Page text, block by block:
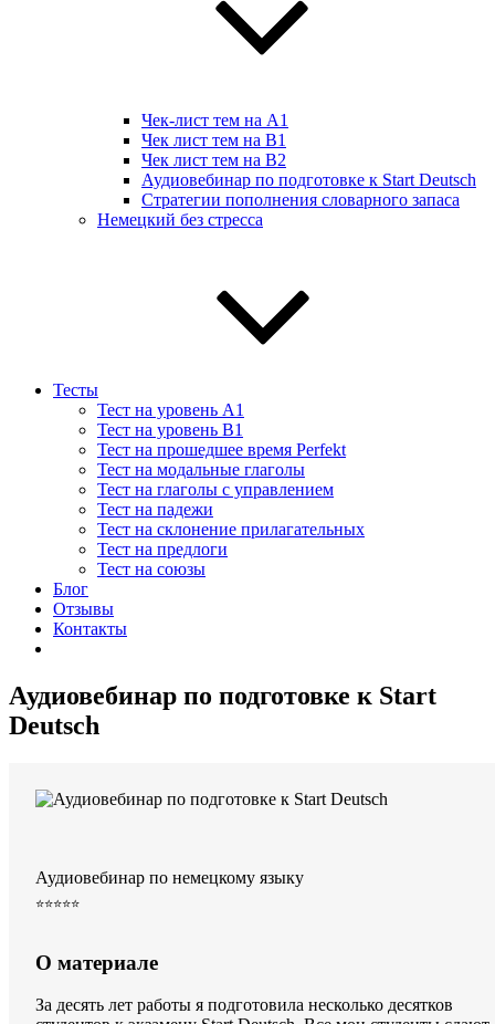
Чек-лист тем на А1
Чек лист тем на B1
Чек лист тем на B2
Аудиовебинар по подготовке к Start Deutsch
Стратегии пополнения словарного запаса
Немецкий без стресса
Тесты
Тест на уровень A1
Тест на уровень B1
Тест на прошедшее время Perfekt
Тест на модальные глаголы
Тест на глаголы с управлением
Тест на падежи
Тест на склонение прилагательных
Тест на предлоги
Тест на союзы
Блог
Отзывы
Контакты
Аудиовебинар по подготовке к Start
Deutsch
Аудиовебинар по немецкому языку
⭐⭐⭐⭐⭐
О материале
За десять лет работы я подготовила несколько десятков